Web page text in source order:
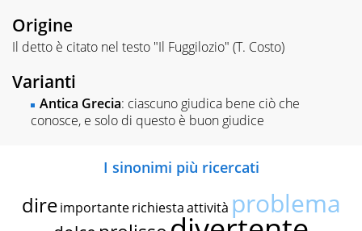
Origine
Il detto è citato nel testo "Il Fuggilozio" (T. Costo)
Varianti
Antica Grecia: ciascuno giudica bene ciò che
conosce, e solo di questo è buon giudice
I sinonimi più ricercati
dire importante richiestaattività problema